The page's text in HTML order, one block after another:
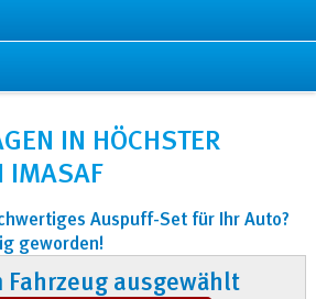
IN HÖCHSTER
IMASAF
Auspuff-Set für Ihr Auto?
geworden!
Fahrzeug ausgewählt